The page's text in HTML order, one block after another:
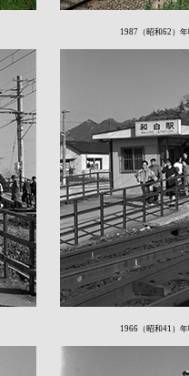
1987（昭和62）
1966（昭和41）